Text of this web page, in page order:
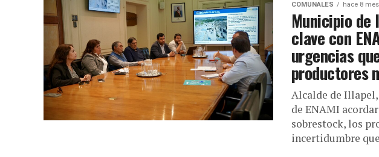
COMUNALES hace 8
Municipio
clave con
urgencias
productores
Alcalde de
de ENAMI
sobrestock, los
incertidumbre